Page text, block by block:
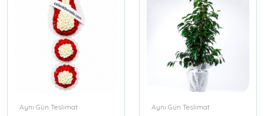
Aynı Gün Teslimat Aynı Gün Teslimat